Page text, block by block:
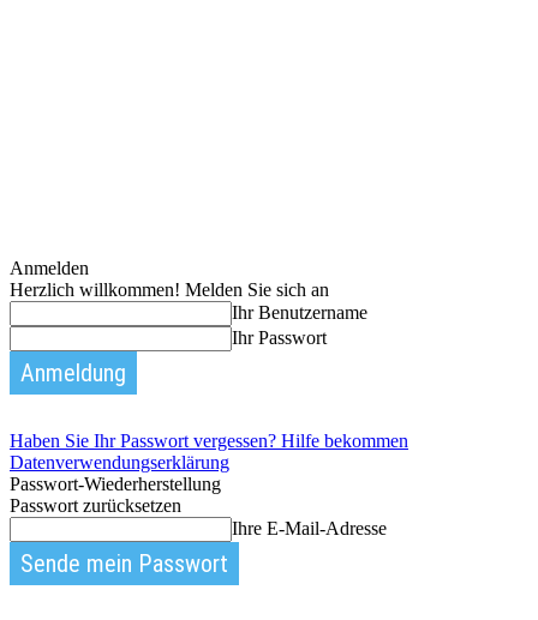
Anmelden
Herzlich willkommen! Melden Sie sich an
Ihr Benutzername
Ihr Passwort
Haben Sie Ihr Passwort vergessen? Hilfe bekommen
Datenverwendungserklärung
Passwort-Wiederherstellung
Passwort zurücksetzen
Ihre E-Mail-Adresse